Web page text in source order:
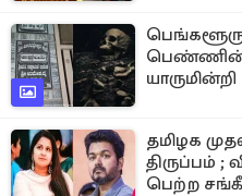
பெண்ணின்
யாருமின்றி
தமிழக
திருப்பம் ;
பெற்ற